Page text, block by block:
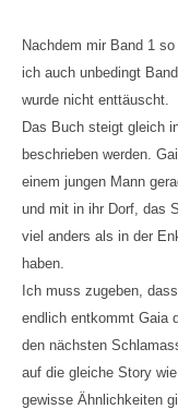
Nachdem mir Band 1
ich auch unbedingt
wurde nicht enttäuscht.
Das Buch steigt gleich
beschrieben werden.
einem jungen Mann
und mit in ihr Dorf, das
viel anders als in der
haben.
Ich muss zugeben,
endlich entkommt Gaia
den nächsten
auf die gleiche Story
gewisse Ähnlichkeiten